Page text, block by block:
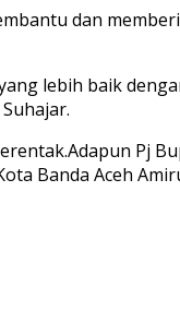
dan
lebih baik
Pj
Banda Aceh